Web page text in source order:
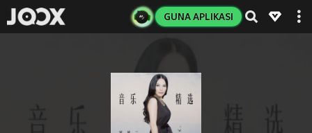
GUNA APLIKASI